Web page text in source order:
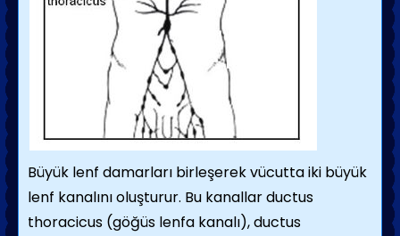
Büyük lenf damarları birleşerek vücutta iki büyük
lenf kanalını oluşturur. Bu kanallar ductus
thoracicus (göğüs lenfa kanalı), ductus